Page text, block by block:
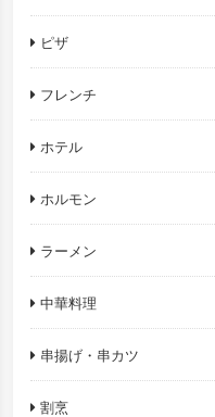
ピザ
フレンチ
ホテル
ホルモン
ラーメン
中華料理
串揚げ・串カツ
割烹